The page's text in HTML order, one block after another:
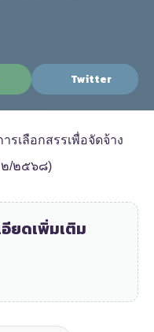
Twitter
รเลือกสรรเพื่อจัดจ้าง
๒/๒๕๖๘)
ยดเพิ่มเติม